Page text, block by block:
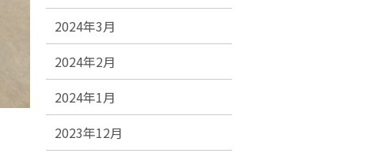
2024年3月
2024年2月
2024年1月
2023年12月